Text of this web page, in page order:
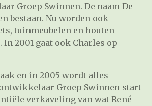
Groep Swinnen. De naam De
bestaan. Nu worden ook
tuinmeubelen en houten
2001 gaat ook Charles op
en in 2005 wordt alles
Groep Swinnen start
verkaveling van wat René